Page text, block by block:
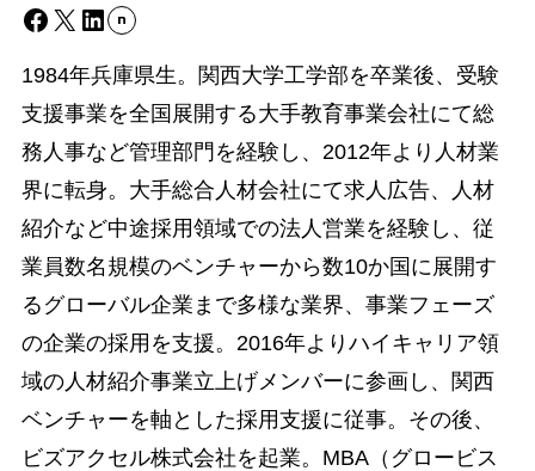
Facebook
X LinkedIn
1984年兵庫県生。関西大学工学部を卒業後、受験
支援事業を全国展開する大手教育事業会社にて総
務人事など管理部門を経験し、2012年より人材業
界に転身。大手総合人材会社にて求人広告、人材
紹介など中途採用領域での法人営業を経験し、従
業員数名規模のベンチャーから数10か国に展開す
るグローバル企業まで多様な業界、事業フェーズ
の企業の採用を支援。2016年よりハイキャリア領
域の人材紹介事業立上げメンバーに参画し、関西
ベンチャーを軸とした採用支援に従事。その後、
ビズアクセル株式会社を起業。MBA（グロービス